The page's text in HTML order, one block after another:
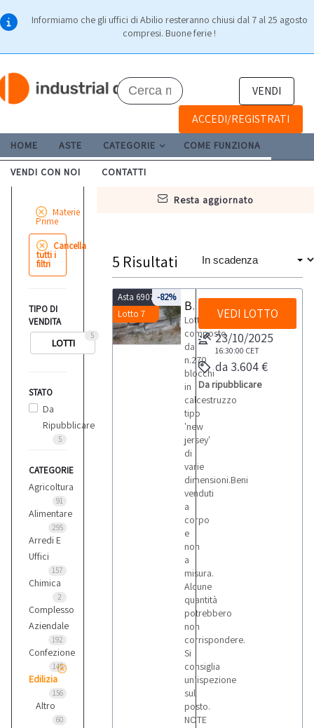
Informiamo che gli uffici di Abilio resteranno chiusi dal 7 al 25 agosto
compresi. Buone ferie !
VENDI
ACCEDI/REGISTRATI
HOME ASTE CATEGORIE COME FUNZIONA
VENDI CON NOI CONTATTI
resta aggiornato
Materie
Prime
Cancella
tutti i
filtri
TIPO DI
VENDITA
5
LOTTI
STATO
Da
Ripubblicare
5
CATEGORIE
Agricoltura
91
Alimentare
295
Arredi E
Uffici
157
Chimica
2
Complesso
Aziendale
192
Confezione
145
Edilizia
156
Altro
60
5 Risultati
Asta 6907
Lotto 7
-82%
Blocchi in calcestruzzo
Lotto
composto
da
n.270
blocchi
in
calcestruzzo
tipo
'new
jersey'
di
varie
dimensioni.Beni
venduti
a
corpo
e
non
a
misura.
Alcune
quantità
potrebbero
non
corrispondere.
Si
consiglia
un’ispezione
sul
posto.
NOTE
VEDI LOTTO
23/10/2025
16:30:00 CET
da 3.604 €
Da ripubblicare